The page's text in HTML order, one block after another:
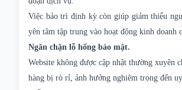
Việc bảo trì định kỳ còn giúp giảm thiểu
yên tâm tập trung vào hoạt động kinh doanh
Ngăn chặn lỗ hổng bảo mật.
Website không được cập nhật thường xuyên
hàng bị rò rỉ, ảnh hưởng nghiêm trọng đến